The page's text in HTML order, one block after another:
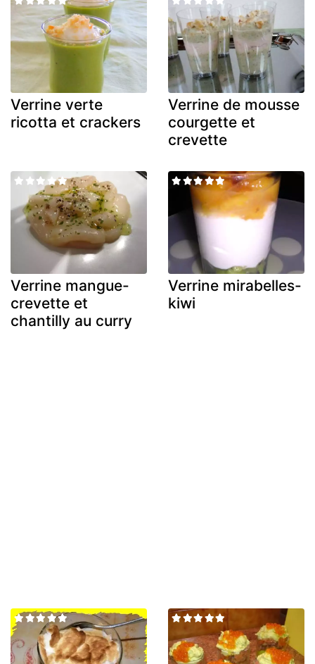
Verrine verte
ricotta et crackers
Verrine de mousse
courgette et
crevette
Verrine mangue-
crevette et
chantilly au curry
Verrine mirabelles-
kiwi